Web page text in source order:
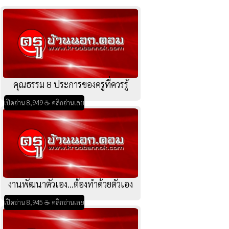
คุณธรรม 8 ประการของครูที่ควรรู้
เปิดอ่าน 8,949 ☕ คลิกอ่านเลย
งานพัฒนาตัวเอง...ต้องทำด้วยตัวเอง
เปิดอ่าน 8,945 ☕ คลิกอ่านเลย